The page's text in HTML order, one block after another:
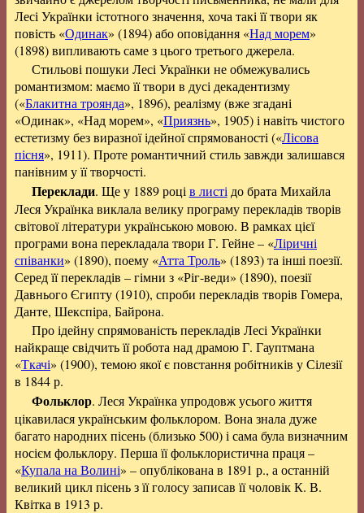
Лесі Українки істотного значення, хоча такі її твори як
повість «Одинак» (1894) або оповідання «Над морем»
(1898) випливають саме з цього третього джерела.
Стильові пошуки Лесі Українки не обмежувались
романтизмом: маємо її твори в дусі декадентизму
(«Блакитна троянда», 1896), реалізму (вже згадані
«Одинак», «Над морем», «Приязнь», 1905) і навіть чистого
естетизму без виразної ідейної спрямованості («Лісова
пісня», 1911). Проте романтичний стиль завжди залишався
панівним у її творчості.
Переклади. Ще у 1889 році в листі до брата Михайла
Леся Українка виклала велику програму перекладів творів
світової літератури українською мовою. В рамках цієї
програми вона перекладала твори Г. Гейне – «Ліричні
співанки» (1890), поему «Атта Троль» (1893) та інші поезії.
Серед її перекладів – гімни з «Ріг-веди» (1890), поезії
Давнього Єгипту (1910), спроби перекладів творів Гомера,
Данте, Шекспіра, Байрона.
Про ідейну спрямованість перекладів Лесі Українки
найкраще свідчить її робота над драмою Г. Гауптмана
«Ткачі» (1900), темою якої є повстання робітників у Сілезії
в 1844 р.
Фольклор. Леся Українка упродовж усього життя
цікавилася українським фольклором. Вона знала дуже
багато народних пісень (близько 500) і сама була визначним
носієм фольклору. Перша її фольклористична праця –
«Купала на Волині» – опублікована в 1891 р., а останній
великий цикл пісень з її голосу записав її чоловік К. В.
Квітка в 1913 р.